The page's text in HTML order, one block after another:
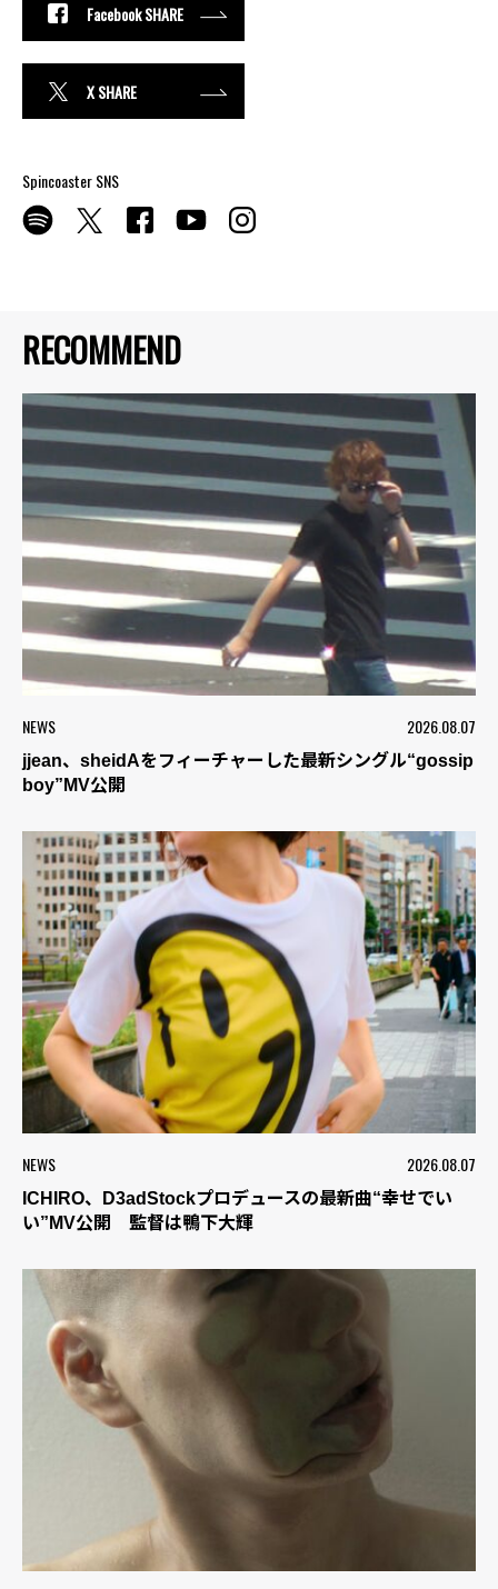
RECOMMEND
NEWS 2026.08.07
jjean、sheidAをフィーチャーした最新シングル“gossip
boy”MV公開
NEWS 2026.08.07
ICHIRO、D3adStockプロデュースの最新曲“幸せでい
い”MV公開 監督は鴨下大輝
Facebook SHARE
X SHARE
Spincoaster SNS